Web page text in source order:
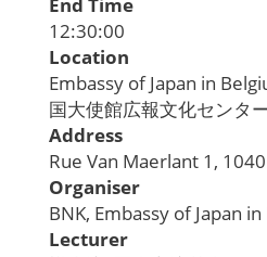
12:30:00
Location
Embassy of Japan in
国大使館広報文化センタ
Address
Rue Van Maerlant 1,
Organiser
BNK, Embassy of Japan
Lecturer